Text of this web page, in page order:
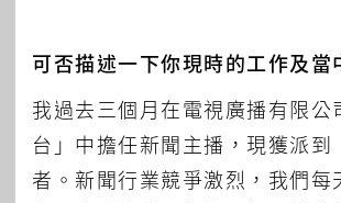
可否描述一下你現時的工作及當
我過去三個月在電視廣播有限公
台」中擔任新聞主播，現獲派到
者。新聞行業競爭激烈，我們每